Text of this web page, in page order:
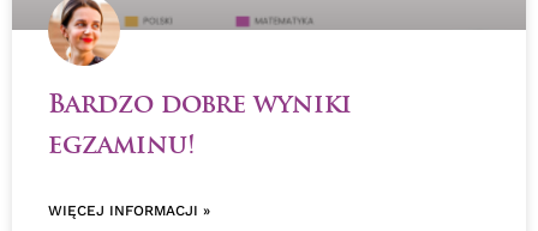
Bardzo dobre wyniki
egzaminu!
WIĘCEJ INFORMACJI »